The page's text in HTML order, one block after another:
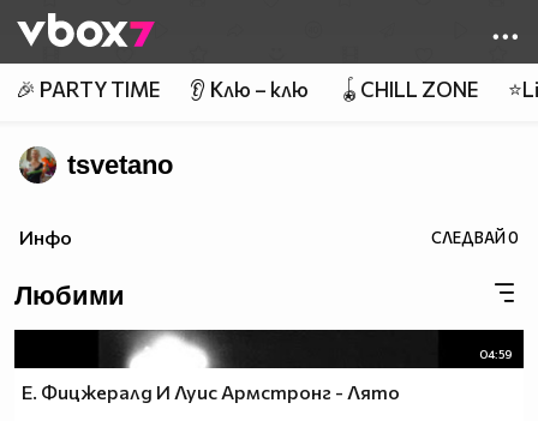
👾
🎉 PARTY TIME 👂 Клю – клю 🪀CHILL ZONE
tsvetano
Инфо СЛЕДВАЙ0
Любими
04:59
Е. Фицжералд И Луис Армстронг - Лято